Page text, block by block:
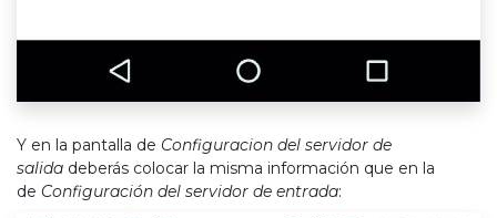
Y en la pantalla de Configuracion del servidor de
salida deberás colocar la misma información que en la
de Configuración del servidor de entrada: